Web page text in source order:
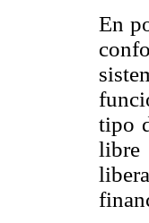
En
tipo
libre